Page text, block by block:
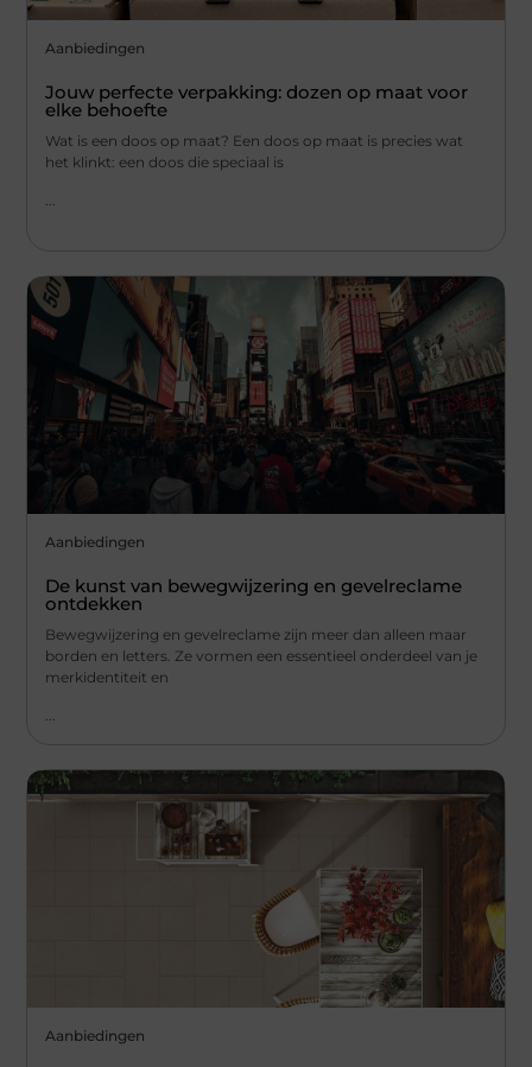
Aanbiedingen
Jouw perfecte verpakking: dozen op maat voor
elke behoefte
Wat is een doos op maat? Een doos op maat is precies wat
het klinkt: een doos die speciaal is
...
Aanbiedingen
De kunst van bewegwijzering en gevelreclame
ontdekken
Bewegwijzering en gevelreclame zijn meer dan alleen maar
borden en letters. Ze vormen een essentieel onderdeel van je
merkidentiteit en
...
Aanbiedingen